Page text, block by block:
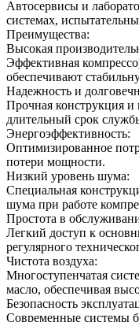
Автосервисы и
системах,
Преимущества:
Высокая
Эффективная
обеспечивают
Надежность и
Прочная конструкция и
длительный срок
Энергоэффективность:
Оптимизированное
потери мощности.
Низкий уровень шума:
Специальная
шума при работе
Простота в
Легкий доступ к
регулярного
Чистота воздуха:
Многоступенчатая
масло, обеспечивая
Безопасность
Современные системы